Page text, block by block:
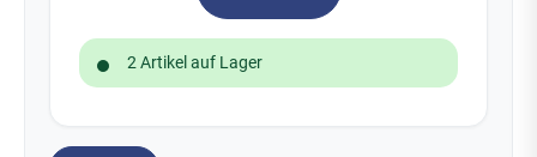
2 Artikel auf Lager